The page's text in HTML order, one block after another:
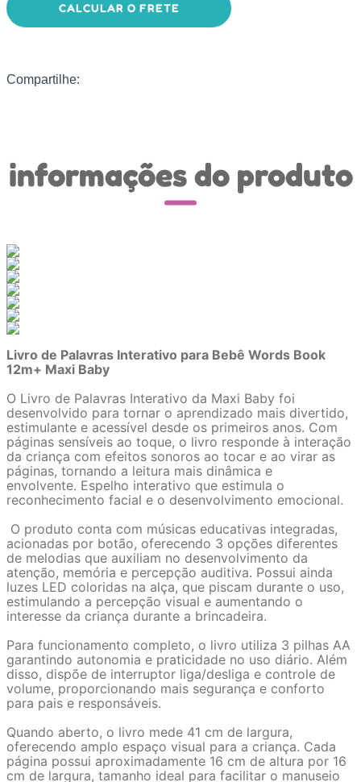
CALCULAR O FRETE
Compartilhe:
informações do produto
Livro de Palavras Interativo para Bebê Words Book
12m+ Maxi Baby
O Livro de Palavras Interativo da Maxi Baby foi
desenvolvido para tornar o aprendizado mais divertido,
estimulante e acessível desde os primeiros anos. Com
páginas sensíveis ao toque, o livro responde à interação
da criança com efeitos sonoros ao tocar e ao virar as
páginas, tornando a leitura mais dinâmica e
envolvente. Espelho interativo que estimula o
reconhecimento facial e o desenvolvimento emocional.
O produto conta com músicas educativas integradas,
acionadas por botão, oferecendo 3 opções diferentes
de melodias que auxiliam no desenvolvimento da
atenção, memória e percepção auditiva. Possui ainda
luzes LED coloridas na alça, que piscam durante o uso,
estimulando a percepção visual e aumentando o
interesse da criança durante a brincadeira.
Para funcionamento completo, o livro utiliza 3 pilhas AA
garantindo autonomia e praticidade no uso diário. Além
disso, dispõe de interruptor liga/desliga e controle de
volume, proporcionando mais segurança e conforto
para pais e responsáveis.
Quando aberto, o livro mede 41 cm de largura,
oferecendo amplo espaço visual para a criança. Cada
página possui aproximadamente 16 cm de altura por 16
cm de largura, tamanho ideal para facilitar o manuseio